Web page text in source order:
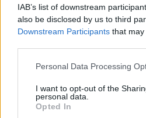
IAB’s list of downstream
also be disclosed by us to third
Downstream Participants that
Please note that this website/app
not limited to your visit or usage
grant or deny consent to Google
use your data for below specified
Personal Data Processing
I want to opt-out of the
personal data.
Opted In
ΜΟΥΝΤΙΑΛ 2026
Share:
ενημερωθείτε πρώτοι για όλη